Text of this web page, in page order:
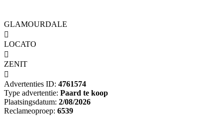
GLAMOURDALE

LOCATO

ZENIT

Advertenties ID: 4761574
Type advertentie: Paard te koop
Plaatsingsdatum: 2/08/2026
Reclameoproep: 6539